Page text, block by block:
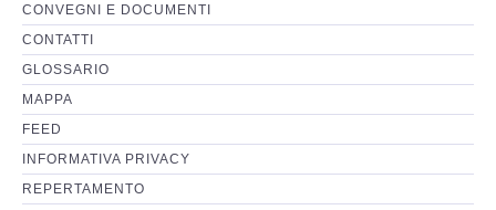
Perizia Web Reputation
Perizia Host e Mainframe
Perizia Contratti ICT
Perizia Disp. Elettronici
CONVEGNI E DOCUMENTI
CONTATTI
GLOSSARIO
MAPPA
FEED
INFORMATIVA PRIVACY
REPERTAMENTO